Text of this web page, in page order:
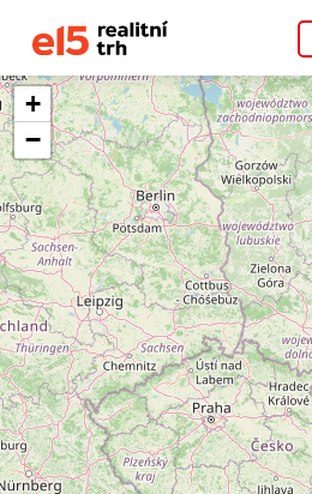
+
−